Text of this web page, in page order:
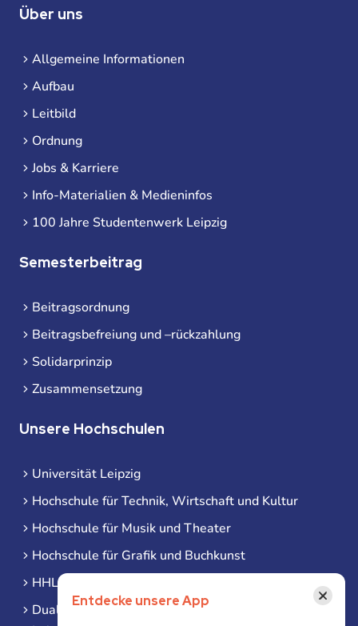
Über uns
Allgemeine Informationen
Aufbau
Leitbild
Ordnung
Jobs & Karriere
Info-Materialien & Medieninfos
100 Jahre Studentenwerk Leipzig
Semesterbeitrag
Beitragsordnung
Beitragsbefreiung und –rückzahlung
Solidarprinzip
Zusammensetzung
Unsere Hochschulen
Universität Leipzig
Hochschule für Technik, Wirtschaft und Kultur
Hochschule für Musik und Theater
Hochschule für Grafik und Buchkunst
HHL Leipzig
Duale Hochschule Sachsen (DHSN) am Standort
Entdecke unsere App ×